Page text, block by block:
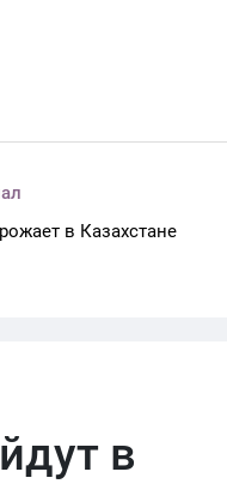
в Казахстане
в